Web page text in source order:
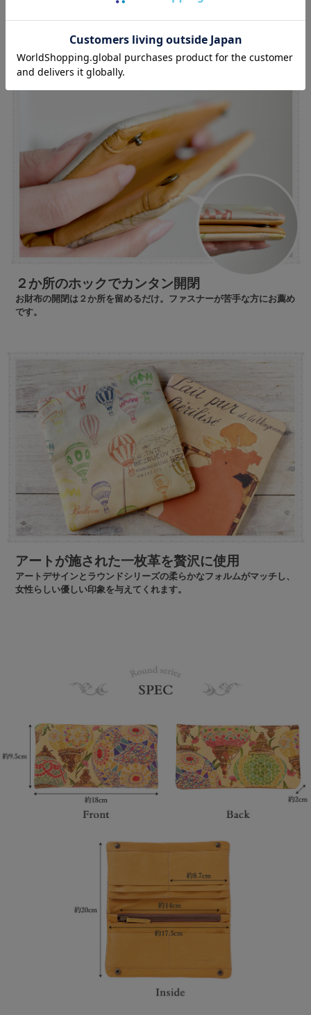
ファスナータイプの小銭入れは、革が柔らかいため広がりやすく、小
銭の取り出しがスムーズに行えます。
２か所のホックでカンタン開閉
お財布の開閉は２か所を留めるだけ。ファスナーが苦手な方にお薦め
です。
アートが施された一枚革を贅沢に使用
アートデサインとラウンドシリーズの柔らかなフォルムがマッチし、
女性らしい優しい印象を与えてくれます。